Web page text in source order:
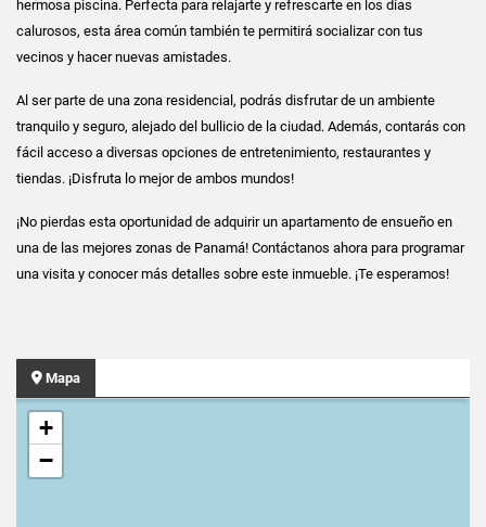
hermosa piscina. Perfecta para relajarte y refrescarte en los días
calurosos, esta área común también te permitirá socializar con tus
vecinos y hacer nuevas amistades.
Al ser parte de una zona residencial, podrás disfrutar de un ambiente
tranquilo y seguro, alejado del bullicio de la ciudad. Además, contarás con
fácil acceso a diversas opciones de entretenimiento, restaurantes y
tiendas. ¡Disfruta lo mejor de ambos mundos!
¡No pierdas esta oportunidad de adquirir un apartamento de ensueño en
una de las mejores zonas de Panamá! Contáctanos ahora para programar
una visita y conocer más detalles sobre este inmueble. ¡Te esperamos!
Mapa
+
−